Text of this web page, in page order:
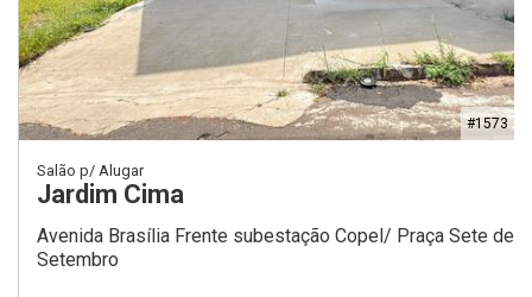
#1573
Salão p/ Alugar
Jardim Cima
Avenida Brasília Frente subestação Copel/ Praça Sete de
Setembro